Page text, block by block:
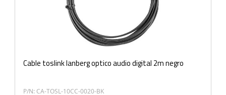
Cable toslink lanberg optico audio digital 2m negro
P/N: CA-TOSL-10CC-0020-BK